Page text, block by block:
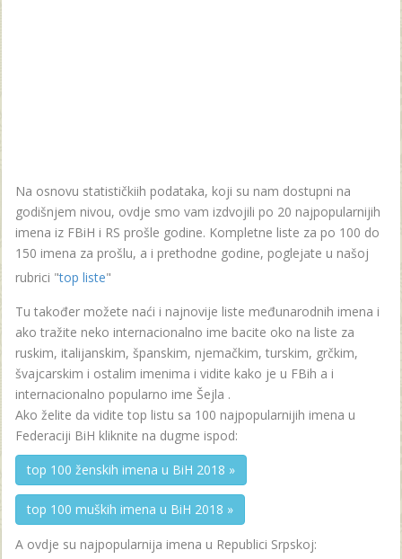
Na osnovu statističkiih podataka, koji su nam dostupni na
godišnjem nivou, ovdje smo vam izdvojili po 20 najpopularnijih
imena iz FBiH i RS prošle godine. Kompletne liste za po 100 do
150 imena za prošlu, a i prethodne godine, poglejate u našoj
rubrici "top liste"
Tu također možete naći i najnovije liste međunarodnih imena i
ako tražite neko internacionalno ime bacite oko na liste za
ruskim, italijanskim, španskim, njemačkim, turskim, grčkim,
švajcarskim i ostalim imenima i vidite kako je u FBih a i
internacionalno popularno ime Šejla .
Ako želite da vidite top listu sa 100 najpopularnijih imena u
Federaciji BiH kliknite na dugme ispod:
top 100 ženskih imena u BiH 2018 »
top 100 muških imena u BiH 2018 »
A ovdje su najpopularnija imena u Republici Srpskoj: